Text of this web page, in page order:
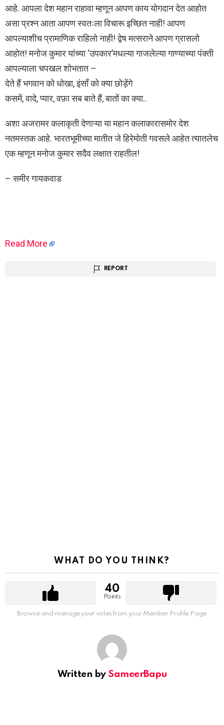
आहे. आपला देश महान राहावा म्हणून आपण काय योगदान देत आहोत
असा प्रश्न आता आपण स्वतःला विचारू इच्छित नाही! आपण
आपल्याशीच प्रामाणिक राहिलो नाही! द्वेष मत्सराने आपण ग्रासलो
आहोत! मनोज कुमार यांच्या ‘उपकार’मधल्या गाजलेल्या गाण्याच्या पंक्ती
आपल्याला चपखल शोभतात –
देते हैं भगवान को धोखा, इंसाँ को क्या छोड़ेंगे
कसमें, वादे, प्यार, वफ़ा सब बाते हैं, बातों का क्या..
अशा अजरामर कलाकृती देणाऱ्या या महान कलाकारासमोर देश
नतमस्तक आहे. भारतभूमीच्या मातीत जे हिरेमोती गवसले आहेत त्यातलेच
एक म्हणून मनोज कुमार सदैव लक्षात राहतील!
– समीर गायकवाड
Read More
REPORT
WHAT DO YOU THINK?
40
Points
Browse and manage your votes from your Member Profile Page
Written by SameerBapu